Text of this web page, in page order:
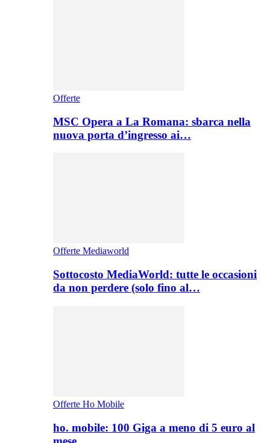
Offerte
MSC Opera a La Romana: sbarca nella
nuova porta d’ingresso ai…
Offerte Mediaworld
Sottocosto MediaWorld: tutte le occasioni
da non perdere (solo fino al…
Offerte Ho Mobile
ho. mobile: 100 Giga a meno di 5 euro al